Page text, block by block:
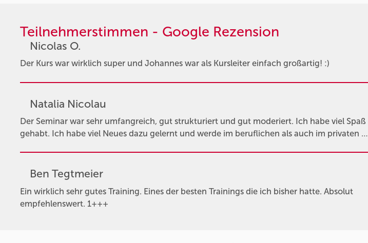
Teilnehmerstimmen - Google Rezension
Nicolas O.
Der Kurs war wirklich super und Johannes war als Kursleiter einfach großartig! :)
Natalia Nicolau
Der Seminar war sehr umfangreich, gut strukturiert und gut moderiert. Ich habe viel Spaß
gehabt. Ich habe viel Neues dazu gelernt und werde im beruflichen als auch im privaten …
Ben Tegtmeier
Ein wirklich sehr gutes Training. Eines der besten Trainings die ich bisher hatte. Absolut
empfehlenswert. 1+++